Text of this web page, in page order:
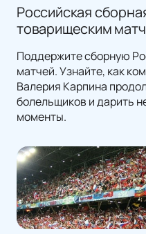
Российская
товарищеским
Поддержите сборную
матчей. Узнайте, как
Валерия Карпина
болельщиков и дарить
моменты.